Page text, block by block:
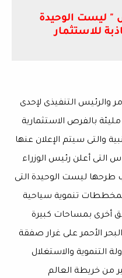
" ليست الوحيدة
للاستثمار
والرئيس التنفيذى لإحدى
بالفرص الاستثمارية
والتى سيتم الإعلان عنها
التى أعلن رئيس الوزراء
ليست الوحيدة التى
بمخططات تنموية سياحية
هى واحدة من ٤ مناطق أخرى بمساحات كبيرة
الأحمر على غرار صفقة
التنموية والاستغلال
من خريطة العالم